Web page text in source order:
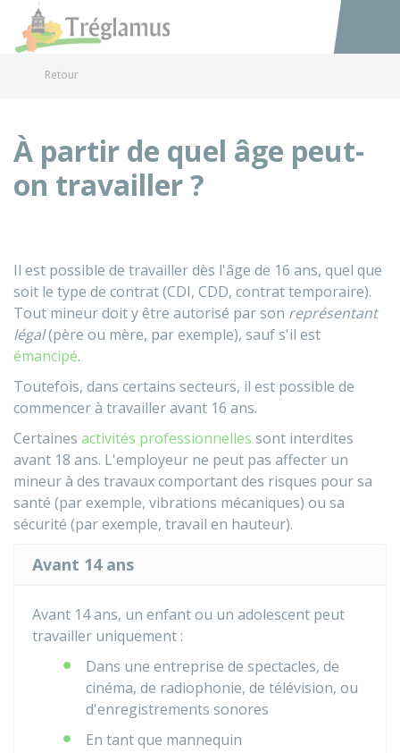
Accéder
Retour
À partir de quel âge peut-
on travailler ?
Il est possible de travailler dès l'âge de 16 ans, quel que
soit le type de contrat (CDI, CDD, contrat temporaire).
Tout mineur doit y être autorisé par son représentant
légal(père ou mère, par exemple), sauf s'il est
émancipé.
Toutefois, dans certains secteurs, il est possible de
commencer à travailler avant 16 ans.
Certaines activités professionnelles sont interdites
avant 18 ans. L'employeur ne peut pas affecter un
mineur à des travaux comportant des risques pour sa
santé (par exemple, vibrations mécaniques) ou sa
sécurité (par exemple, travail en hauteur).
Avant 14 ans
Avant 14 ans, un enfant ou un adolescent peut
travailler uniquement :
Dans une entreprise de spectacles, de
cinéma, de radiophonie, de télévision, ou
d'enregistrements sonores
En tant que mannequin